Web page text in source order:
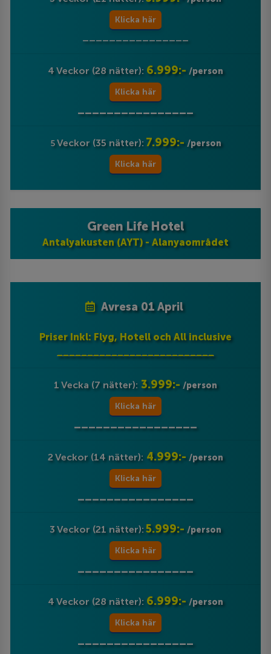
Klicka här
________________
4 Veckor (28 nätter): 6.999:- /person
Klicka här
________________
5Veckor (35 nätter): 7.999:- /person
Klicka här
Green Life Hotel
Antalyakusten (AYT) - Alanyaområdet
Avresa 01 April
Priser Inkl: Flyg, Hotell och All inclusive
__________________________
1 Vecka (7 nätter): 3.999:- /person
Klicka här
_________________
2 Veckor (14 nätter): 4.999:- /person
Klicka här
________________
3 Veckor (21 nätter): 5.999:- /person
Klicka här
________________
4 Veckor (28 nätter): 6.999:- /person
Klicka här
________________